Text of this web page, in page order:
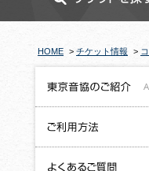
HOME > チケット情報 >